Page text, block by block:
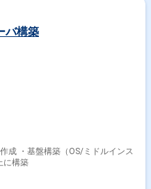
バ構築
成 ・基盤構築（OS/ミドルインス
に構築